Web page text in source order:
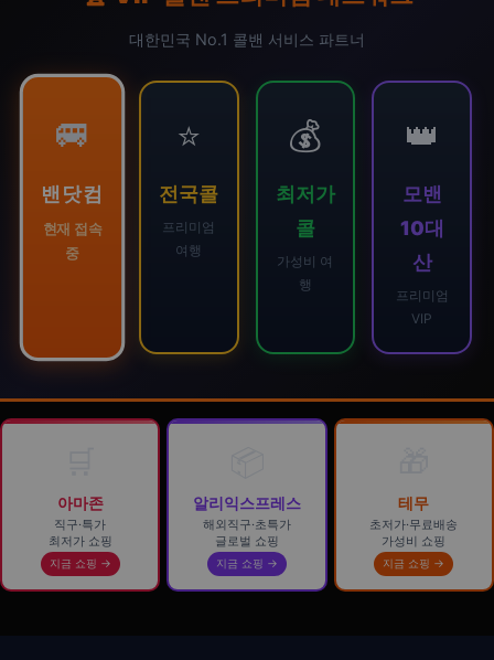
대한민국 No.1 콜밴 서비스 파트너
🚐
밴닷컴
현재 접속
중
⭐
전국콜
프리미엄
여행
💰
최저가
콜
가성비 여
행
👑
모밴
10대
산
프리미엄
VIP
아마존
직구·특가
최저가 쇼핑
지금 쇼핑 →
알리익스프레스
해외직구·초특가
글로벌 쇼핑
지금 쇼핑 →
테무
초저가·무료배송
가성비 쇼핑
지금 쇼핑 →